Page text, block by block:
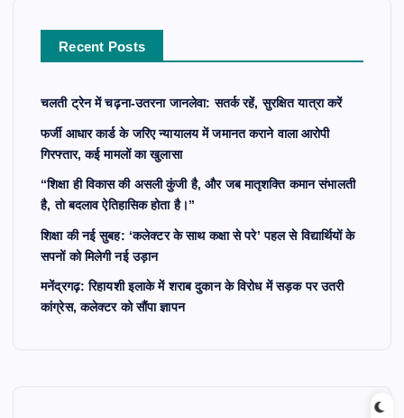
r
Recent Posts
चलती ट्रेन में चढ़ना-उतरना जानलेवा: सतर्क रहें, सुरक्षित यात्रा करें
फर्जी आधार कार्ड के जरिए न्यायालय में जमानत कराने वाला आरोपी
गिरफ्तार, कई मामलों का खुलासा
“शिक्षा ही विकास की असली कुंजी है, और जब मातृशक्ति कमान संभालती
है, तो बदलाव ऐतिहासिक होता है।”
शिक्षा की नई सुबह: ‘कलेक्टर के साथ कक्षा से परे’ पहल से विद्यार्थियों के
सपनों को मिलेगी नई उड़ान
मनेंद्रगढ़: रिहायशी इलाके में शराब दुकान के विरोध में सड़क पर उतरी
कांग्रेस, कलेक्टर को सौंपा ज्ञापन